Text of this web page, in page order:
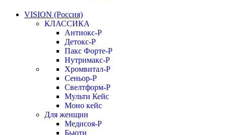
VISION (Россия)
КЛАССИКА
Антиокс-Р
Детокс-Р
Пакс Форте-Р
Нутримакс-Р
Хромвитал-Р
Сеньор-Р
Свелтформ-Р
Мульти Кейс
Моно кейс
Для женщин
Медисоя-Р
Бьюти